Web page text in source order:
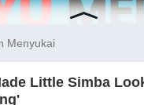
Kabarbaru.co menyajikan